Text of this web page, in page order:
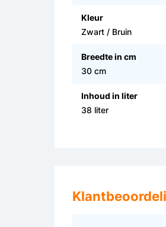
Kleur
Zwart / Bruin
Breedte in cm
30 cm
Inhoud in liter
38 liter